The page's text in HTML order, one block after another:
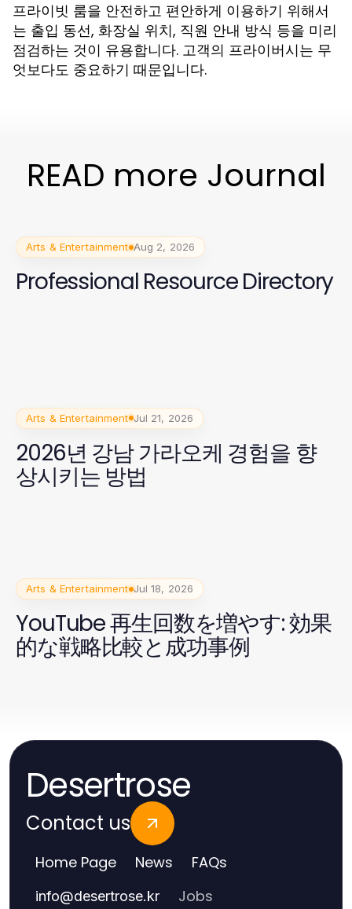
프라이빗 룸을 안전하고 편안하게 이용하기 위해서
는 출입 동선, 화장실 위치, 직원 안내 방식 등을 미리
점검하는 것이 유용합니다. 고객의 프라이버시는 무
엇보다도 중요하기 때문입니다.
READ more Journal
Arts & Entertainment Aug 2, 2026
Professional Resource Directory
Arts & Entertainment Jul 21, 2026
2026년 강남 가라오케 경험을 향
상시키는 방법
Arts & Entertainment Jul 18, 2026
YouTube 再生回数を増やす: 効果
的な戦略比較と成功事例
Desertrose
Contact us
Home Page News FAQs
info@desertrose.kr Jobs